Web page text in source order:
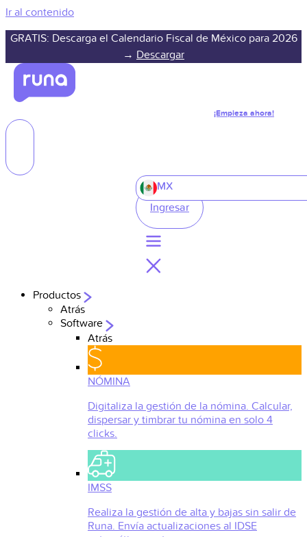
Ir al contenido
GRATIS: Descarga el Calendario Fiscal de México para 2026
→ Descargar
¡Empieza ahora!
MX
Ingresar
Productos
Atrás
Software
Atrás
NÓMINA
Digitaliza la gestión de la nómina. Calcular,
dispersar y timbrar tu nómina en solo 4
clicks.
IMSS
Realiza la gestión de alta y bajas sin salir de
Runa. Envía actualizaciones al IDSE